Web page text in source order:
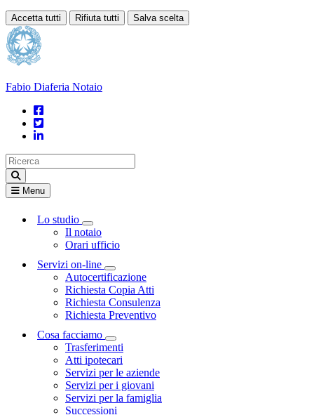
Accetta tutti Rifiuta tutti Salva scelta
Loading...
Fabio Diaferia Notaio
Menu
Lo studio
Visualizza menù di secondo livello
Il notaio
Orari ufficio
Servizi on-line
Visualizza menù di secondo livello
Autocertificazione
Richiesta Copia Atti
Richiesta Consulenza
Richiesta Preventivo
Cosa facciamo
Visualizza menù di secondo livello
Trasferimenti
Atti ipotecari
Servizi per le aziende
Servizi per i giovani
Servizi per la famiglia
Successioni